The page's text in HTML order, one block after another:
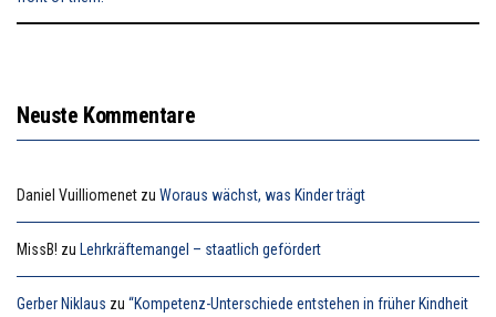
Neuste Kommentare
Daniel Vuilliomenet zu Woraus wächst, was Kinder trägt
MissB! zu Lehrkräftemangel – staatlich gefördert
Gerber Niklaus zu “Kompetenz-Unterschiede entstehen in früher Kindheit